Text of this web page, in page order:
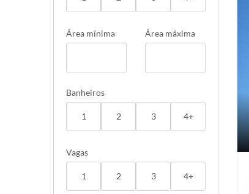
Área mínima Área máxima
Banheiros
1 2 3 4+
Vagas
1 2 3 4+